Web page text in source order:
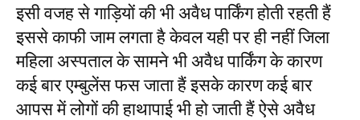
इसी वजह से गाड़ियों की भी अवैध पार्किंग होती रहती हैं
इससे काफी जाम लगता है केवल यही पर ही नहीं जिला
महिला अस्पताल के सामने भी अवैध पार्किंग के कारण
कई बार एम्बुलेंस फस जाता हैं इसके कारण कई बार
आपस में लोगों की हाथापाई भी हो जाती हैं ऐसे अवैध